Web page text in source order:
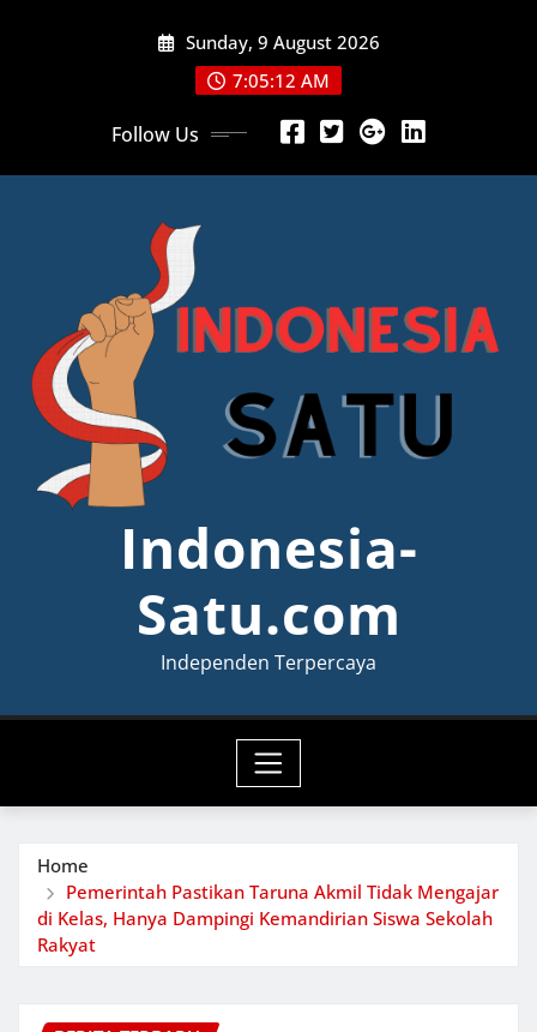
Sunday, 9 August 2026
7:05:14 AM
Follow Us
Indonesia-
Satu.com
Independen Terpercaya
Home
Pemerintah Pastikan Taruna Akmil Tidak Mengajar
di Kelas, Hanya Dampingi Kemandirian Siswa Sekolah
Rakyat